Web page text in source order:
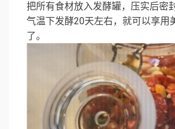
把所有食材放入发酵罐，压实后密
气温下发酵20天左右，就可以享用
了。